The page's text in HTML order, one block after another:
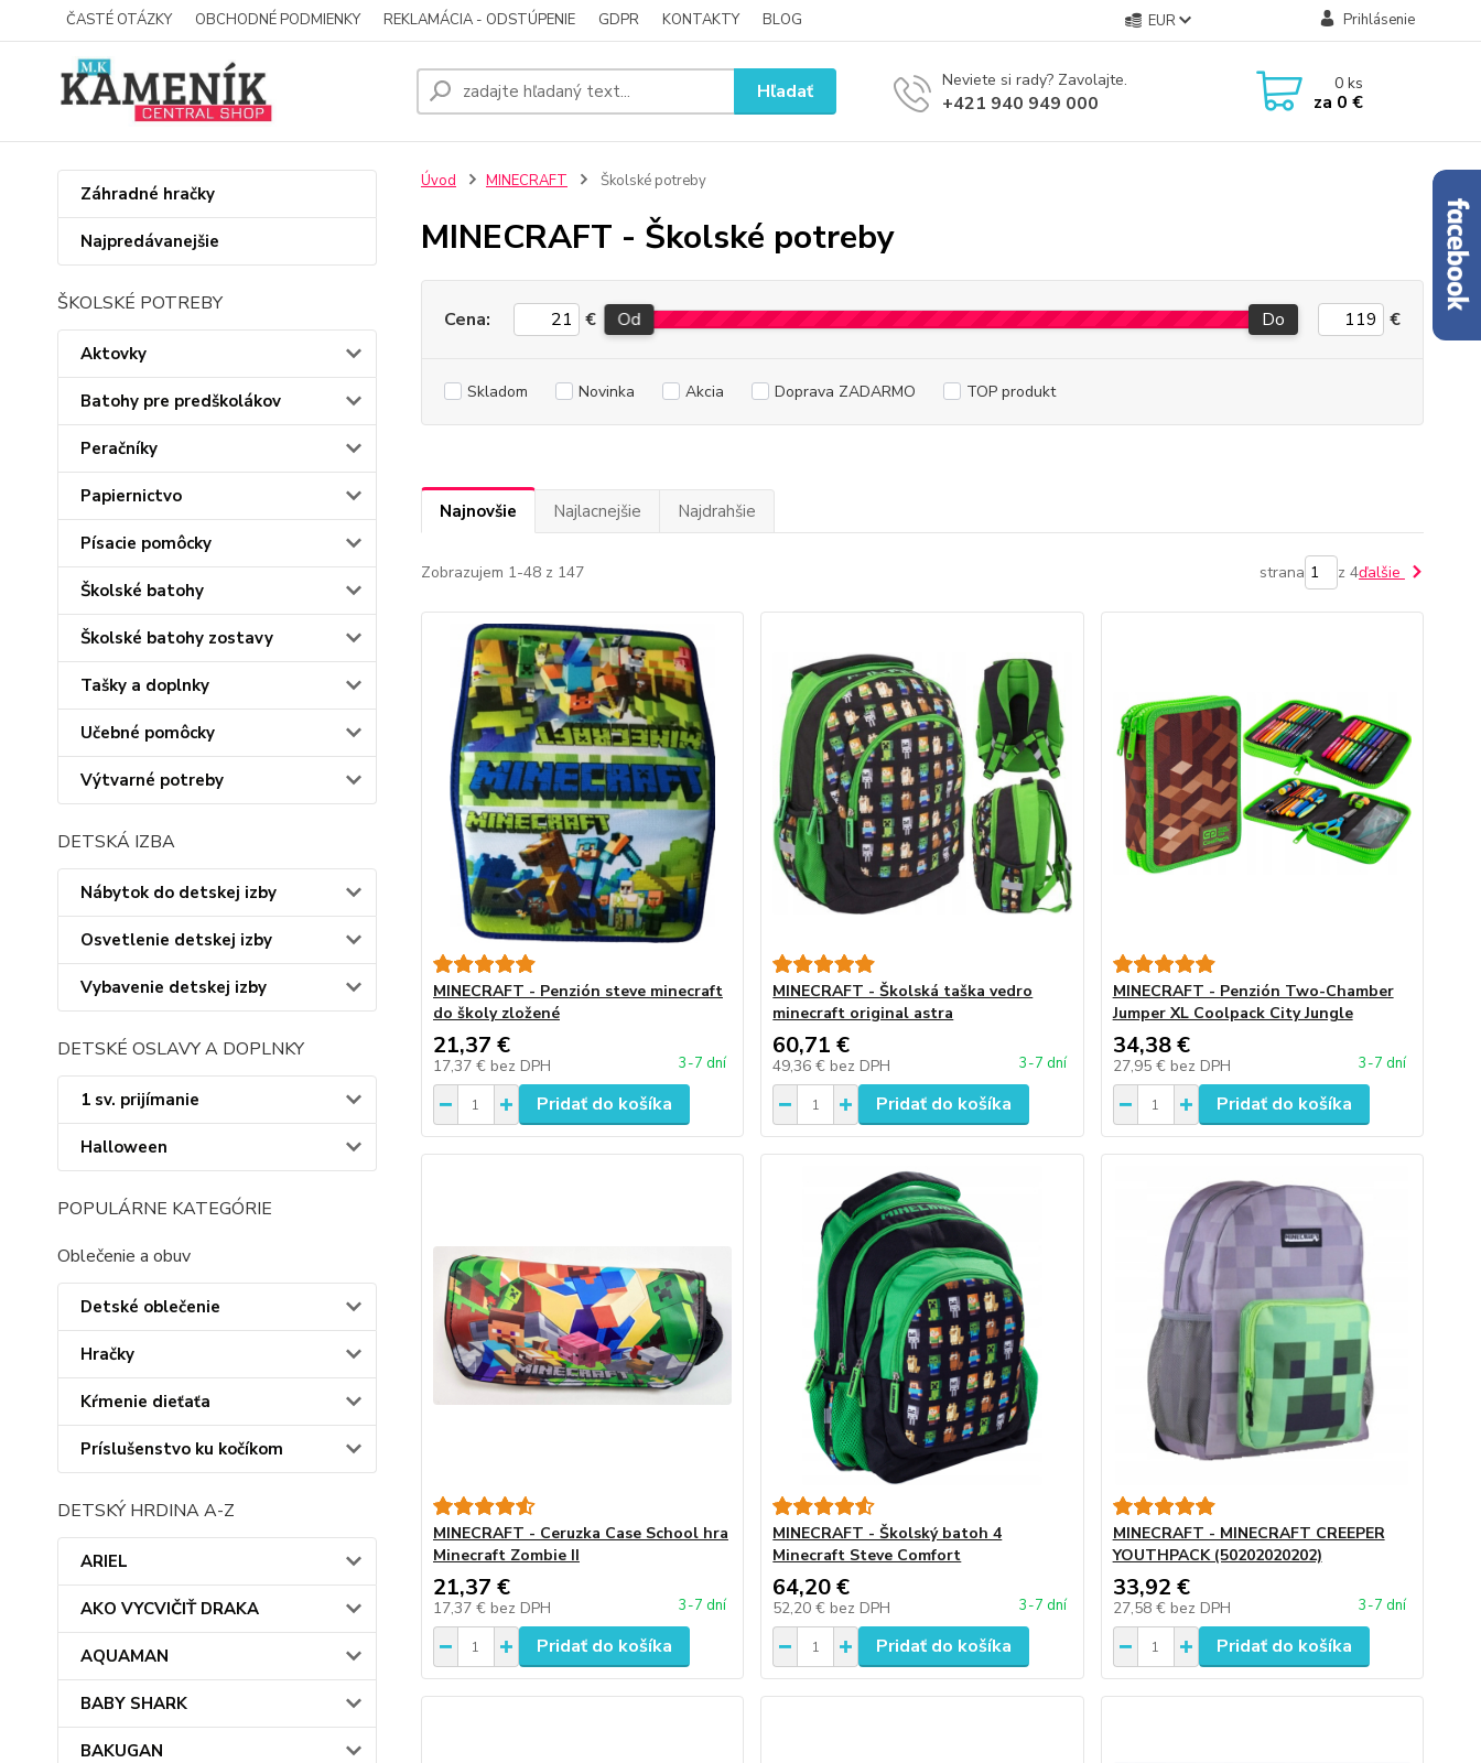
ČASTÉ OTÁZKY OBCHODNÉ PODMIENKY REKLAMÁCIA - ODSTÚPENIE GDPR KONTAKTY BLOG EUR Prihlásenie
Hľadať Neviete si rady? Zavolajte.
+421 940 949 000
0ks
za 0 €
Záhradné hračky
Najpredávanejšie
ŠKOLSKÉ POTREBY
Aktovky
Batohy pre predškolákov
Peračníky
Papiernictvo
Písacie pomôcky
Školské batohy
Školské batohy zostavy
Tašky a doplnky
Učebné pomôcky
Výtvarné potreby
DETSKÁ IZBA
Nábytok do detskej izby
Osvetlenie detskej izby
Vybavenie detskej izby
DETSKÉ OSLAVY A DOPLNKY
1 sv. prijímanie
Halloween
POPULÁRNE KATEGÓRIE
Oblečenie a obuv
Detské oblečenie
Hračky
Kŕmenie dieťaťa
Príslušenstvo ku kočíkom
DETSKÝ HRDINA A-Z
ARIEL
AKO VYCVIČIŤ DRAKA
AQUAMAN
BABY SHARK
BAKUGAN
Úvod MINECRAFT Školské potreby
MINECRAFT - Školské potreby
Cena: € Od Do €
Skladom Novinka Akcia Doprava ZADARMO TOP produkt
Najnovšie Najlacnejšie Najdrahšie
Zobrazujem 1-48 z 147 strana z 4ďalšie
MINECRAFT - Penzión steve minecraft
do školy zložené
21,37 €
17,37 € bez DPH 3-7 dní
Pridať do košíka
MINECRAFT - Školská taška vedro
minecraft original astra
60,71 €
49,36 € bez DPH 3-7 dní
Pridať do košíka
MINECRAFT - Penzión Two-Chamber
Jumper XL Coolpack City Jungle
34,38 €
27,95 € bez DPH 3-7 dní
Pridať do košíka
MINECRAFT - Ceruzka Case School hra
Minecraft Zombie II
21,37 €
17,37 € bez DPH 3-7 dní
Pridať do košíka
MINECRAFT - Školský batoh 4
Minecraft Steve Comfort
64,20 €
52,20 € bez DPH 3-7 dní
Pridať do košíka
MINECRAFT - MINECRAFT CREEPER
YOUTHPACK (50202020202)
33,92 €
27,58 € bez DPH 3-7 dní
Pridať do košíka